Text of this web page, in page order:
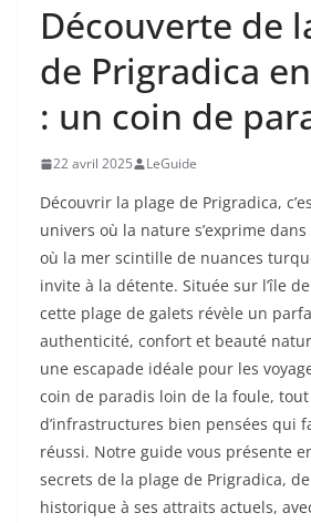
Découverte de
de Prigradica
: un coin de
22 avril 2025 LeGuide
Découvrir la plage de Prigradica,
univers où la nature s’exprime
où la mer scintille de nuances
invite à la détente. Située sur l’île
cette plage de galets révèle un
authenticité, confort et beauté
une escapade idéale pour les
coin de paradis loin de la foule,
d’infrastructures bien pensées qui
réussi. Notre guide vous présente
secrets de la plage de Prigradica,
historique à ses attraits actuels,